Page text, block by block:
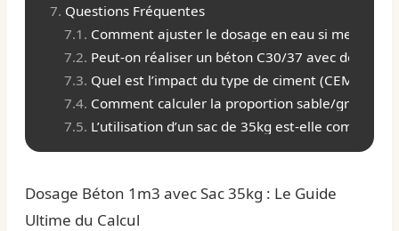
Questions Fréquentes
Comment ajuster le dosage en eau si mes
Peut-on réaliser un béton C30/37 avec des sacs
Quel est l’impact du type de ciment (CEM I vs
Comment calculer la proportion sable/gravier si
L’utilisation d’un sac de 35kg est-elle
Dosage Béton 1m3 avec Sac 35kg : Le Guide
Ultime du Calcul